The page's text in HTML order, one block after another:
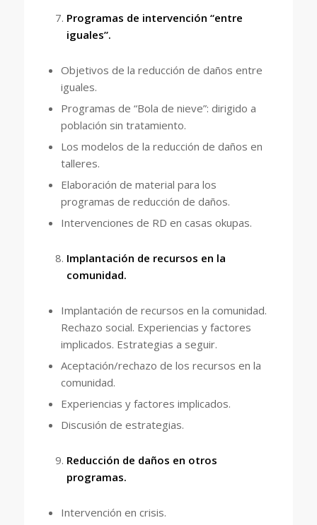
Programas de intervención “entre
iguales”.
Objetivos de la reducción de daños entre
iguales.
Programas de “Bola de nieve”: dirigido a
población sin tratamiento.
Los modelos de la reducción de daños en
talleres.
Elaboración de material para los
programas de reducción de daños.
Intervenciones de RD en casas okupas.
Implantación de recursos en la
comunidad.
Implantación de recursos en la comunidad.
Rechazo social. Experiencias y factores
implicados. Estrategias a seguir.
Aceptación/rechazo de los recursos en la
comunidad.
Experiencias y factores implicados.
Discusión de estrategias.
Reducción de daños en otros
programas.
Intervención en crisis.